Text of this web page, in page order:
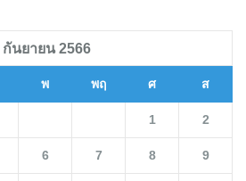
กันยายน 2566
พ พฤ ศ ส
1 2
6 7 8 9